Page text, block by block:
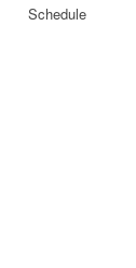
Schedule